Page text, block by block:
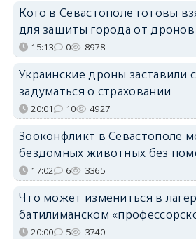
Кого в Севастополе готовы
для защиты города от дронов
15:13 0 8978
Украинские дроны заставили
задуматься о страховании
20:01 10 4927
Зооконфликт в Севастополе
бездомных животных без
17:02 6 3365
Что может измениться в
батилиманском
20:00 5 3740